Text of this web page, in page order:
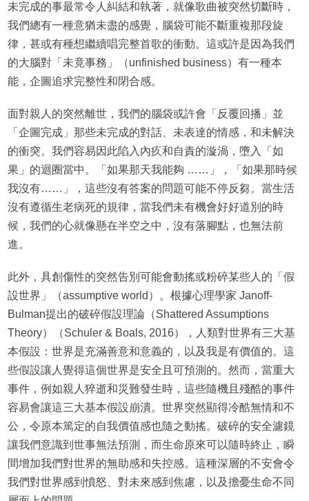
未完成的事最常令人糾結和執著，就像歌曲被突然切斷時，
我們總有一種意猶未盡的感覺，腦袋可能不斷重複那段旋
律，甚或有種想繼續唱完整首歌的衝動。這或許是因為我們
的大腦對「未竟事務」（unfinished business）有一種本
能，企圖追求完整性和閉合感。
面對親人的突然離世，我們的腦袋或許會「反覆回播」並
「企圖完成」那些未完成的對話、未表達的情感，和未解決
的衝突。我們容易因此陷入內疚和自責的漩渦，墮入「如
果」的迴圈當中。「如果那天我能夠 ……」，「如果那時候
我沒有……」，這些沒有答案的問題可能不停反芻。當生活
沒有遵循生老病死的規律，當我們未有機會好好道別的時
候，我們的心就像懸在半空之中，沒有落腳點，也無法前
進。
此外，具創傷性的突然告別可能會動搖或粉碎某些人的「假
設世界」（assumptive world）。根據心理學家 Janoff-
Bulman提出的破碎假設理論（Shattered Assumptions
Theory）（Schuler & Boals, 2016），人類對世界有三大基
本假設：世界是充滿善意和意義的，以及我是有價值的。這
些假設讓人覺得這個世界是安全且可預測的。然而，當重大
事件，例如親人猝逝和災難發生時，這些隨機且殘酷的事件
容易會讓這三大基本假設崩潰。世界突然顯得冷酷無情和不
公，令原本篤定的自我價值感也隨之動搖。破碎的安全濾鏡
讓我們意識到世事無法預測，而生命原來可以隨時終止，瞬
間增加我們對世界的無助感和失控感。這種深層的不安會令
我們對世界感到憤怒、對未來感到焦慮，以及擔憂生命不同